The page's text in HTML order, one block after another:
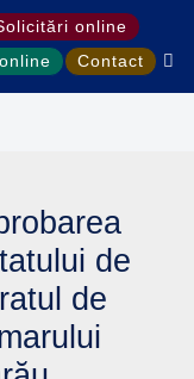
online
Contact
de
de